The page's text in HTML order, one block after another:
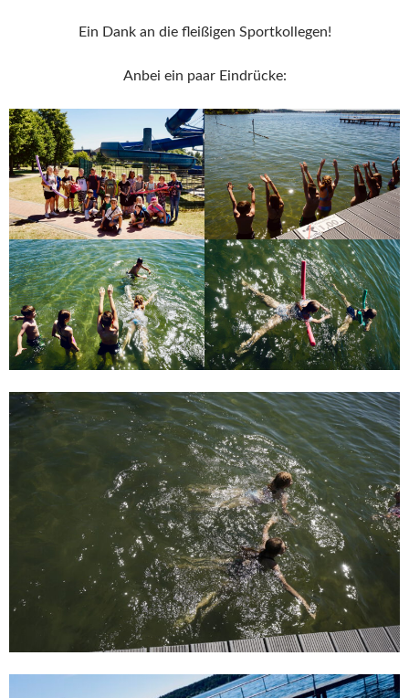
Ein Dank an die fleißigen Sportkollegen!
Anbei ein paar Eindrücke: